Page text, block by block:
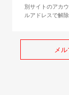
別サイトのアカ
ルアドレスで解
メ